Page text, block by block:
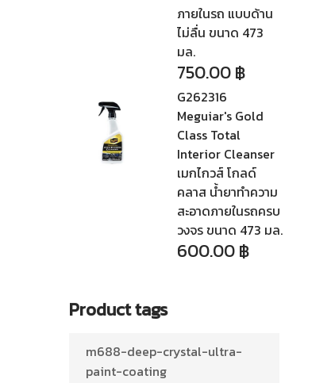
ภายในรถ แบบด้าน
ไม่ลื่น ขนาด 473
มล.
750.00฿
G262316
Meguiar's Gold
Class Total
Interior Cleanser
เมกไกวส์ โกลด์
คลาส น้ำยาทำความ
สะอาดภายในรถครบ
วงจร ขนาด 473 มล.
600.00฿
Product tags
m688-deep-crystal-ultra-
paint-coating